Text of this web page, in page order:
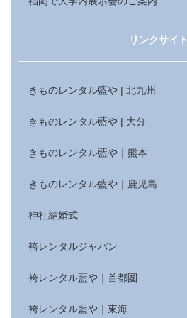
リンクサイト
きものレンタル藍や | 北九州
きものレンタル藍や | 大分
きものレンタル藍や｜熊本
きものレンタル藍や｜鹿児島
神社結婚式
袴レンタルジャパン
袴レンタル藍や｜首都圏
袴レンタル藍や｜東海